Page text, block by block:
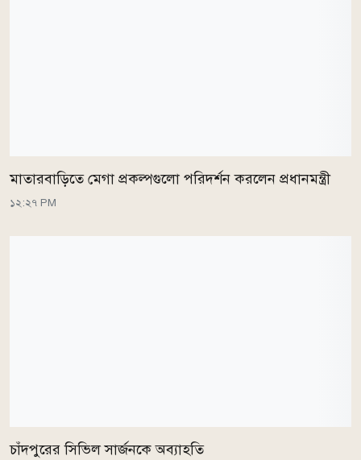
মাতারবাড়িতে মেগা প্রকল্পগুলো পরিদর্শন করলেন প্রধানমন্ত্রী
১২:২৭ PM
চাঁদপুরের সিভিল সার্জনকে অব্যাহতি